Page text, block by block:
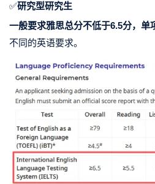
✅研究型研究生
一般要求雅思总分不低于6.5分，单
不同的英语要求。